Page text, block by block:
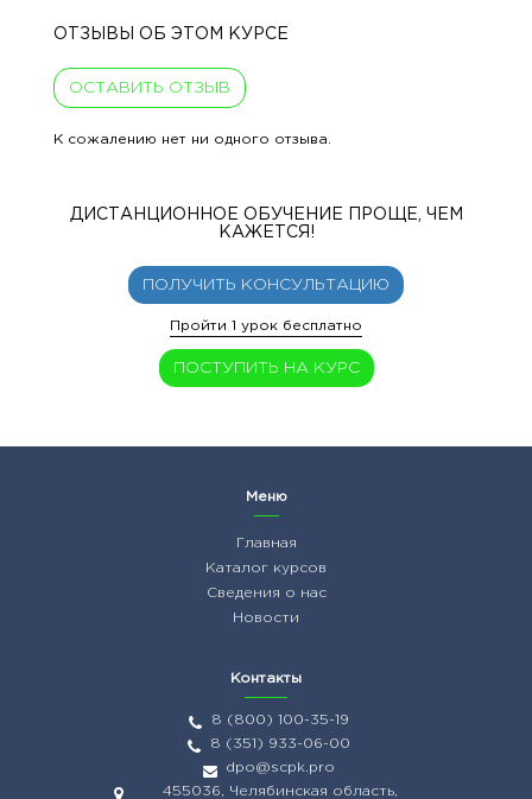
ОТЗЫВЫ ОБ ЭТОМ КУРСЕ
ОСТАВИТЬ ОТЗЫВ
К сожалению нет ни одного отзыва.
ДИСТАНЦИОННОЕ ОБУЧЕНИЕ ПРОЩЕ, ЧЕМ
КАЖЕТСЯ!
ПОЛУЧИТЬ КОНСУЛЬТАЦИЮ
Пройти 1 урок бесплатно
ПОСТУПИТЬ НА КУРС
Меню
Главная
Каталог курсов
Сведения о нас
Новости
Контакты
8 (800) 100-35-19
8 (351) 933-06-00
dpo@scpk.pro
455036, Челябинская область,